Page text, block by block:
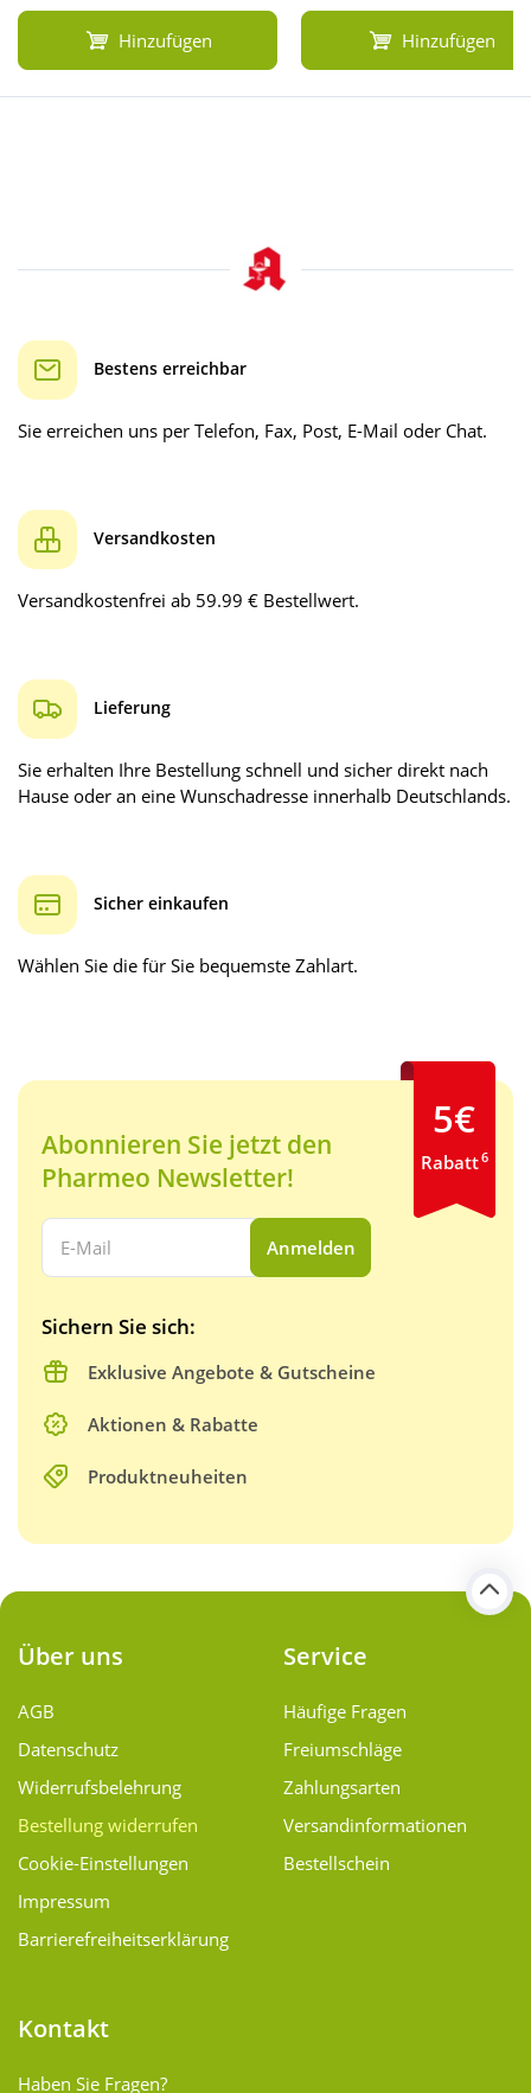
Hinzufügen Hinzufügen
Bestens erreichbar
Sie erreichen uns per Telefon, Fax, Post, E-Mail oder Chat.
Versandkosten
Versandkostenfrei ab 59.99 € Bestellwert.
Lieferung
Sie erhalten Ihre Bestellung schnell und sicher direkt nach
Hause oder an eine Wunschadresse innerhalb Deutschlands.
Sicher einkaufen
Wählen Sie die für Sie bequemste Zahlart.
Abonnieren Sie jetzt den
Pharmeo Newsletter!
Ihre E-Mail Adresse:
Anmelden
Sichern Sie sich:
Exklusive Angebote & Gutscheine
Aktionen & Rabatte
Produktneuheiten
5€
Rabatt6
Über uns
AGB
Datenschutz
Widerrufsbelehrung
Bestellung widerrufen
Cookie-Einstellungen
Impressum
Barrierefreiheitserklärung
Service
Häufige Fragen
Freiumschläge
Zahlungsarten
Versand­informationen
Bestellschein
Kontakt
Haben Sie Fragen?